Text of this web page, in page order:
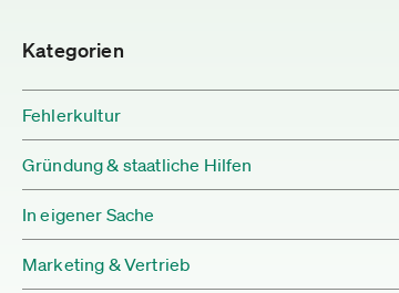
Kategorien
Fehlerkultur
Gründung & staatliche Hilfen
In eigener Sache
Marketing & Vertrieb